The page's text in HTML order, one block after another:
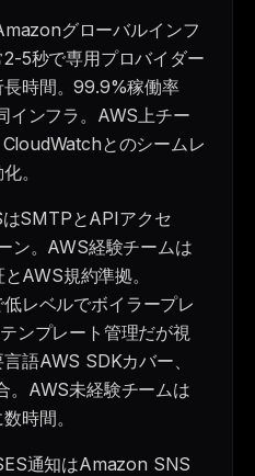
グローバルインフ
5秒で専用プロバイダー
長時間。99.9%稼働率
インフラ。AWS上チー
とのシームレ
。
はSMTPとAPIアクセ
ン。AWS経験チームは
AWS規約準拠。
レベルでボイラープレ
ンプレート管理だが視
語AWS SDKカバー、
。AWS未経験チームは
時間。
通知はAmazon SNS